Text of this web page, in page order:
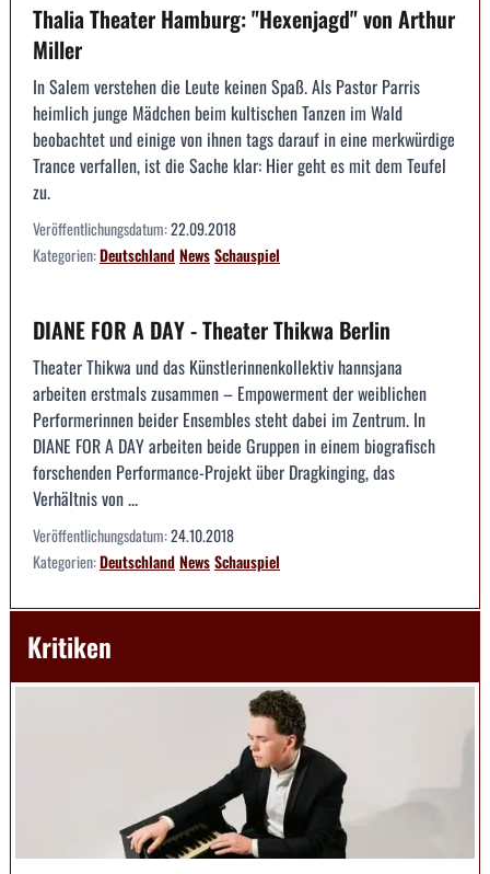
Thalia Theater Hamburg: "Hexenjagd" von Arthur
Miller
In Salem verstehen die Leute keinen Spaß. Als Pastor Parris
heimlich junge Mädchen beim kultischen Tanzen im Wald
beobachtet und einige von ihnen tags darauf in eine merkwürdige
Trance verfallen, ist die Sache klar: Hier geht es mit dem Teufel
zu.
Veröffentlichungsdatum:22.09.2018
Kategorien:DeutschlandNewsSchauspiel
DIANE FOR A DAY - Theater Thikwa Berlin
Theater Thikwa und das Künstlerinnenkollektiv hannsjana
arbeiten erstmals zusammen – Empowerment der weiblichen
Performerinnen beider Ensembles steht dabei im Zentrum. In
DIANE FOR A DAY arbeiten beide Gruppen in einem biografisch
forschenden Performance-Projekt über Dragkinging, das
Verhältnis von ...
Veröffentlichungsdatum:24.10.2018
Kategorien:DeutschlandNewsSchauspiel
Kritiken